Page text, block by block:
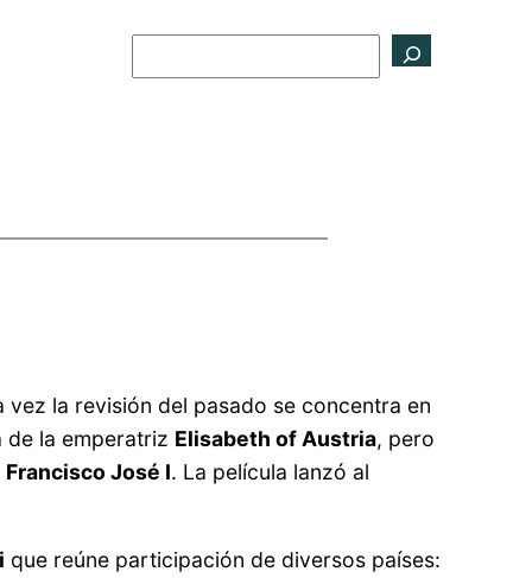
la revisión del pasado se concentra en
de la emperatriz Elisabeth of Austria, pero
Francisco José I. La película lanzó al
que reúne participación de diversos países: